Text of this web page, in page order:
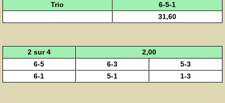
Trio
6-5-1
31,60
2 sur 4
2,00
6-5
6-3
5-3
6-1
5-1 1-3